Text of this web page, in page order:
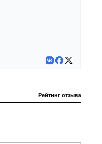
Рейтинг отзыва